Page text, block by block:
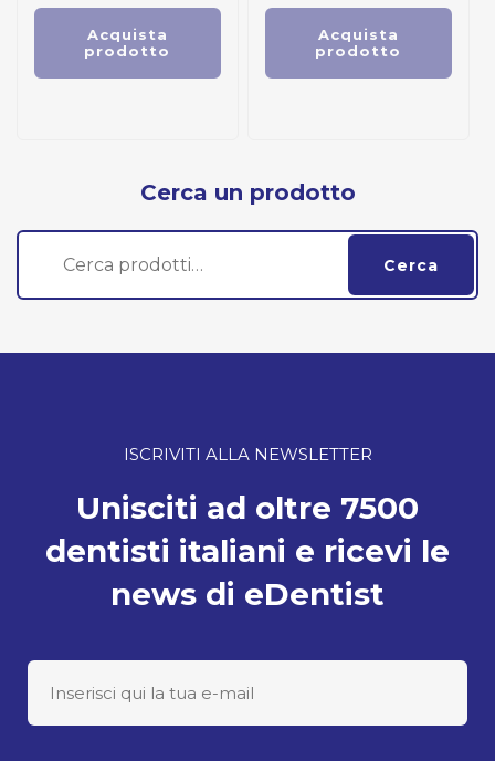
Acquista
prodotto
Acquista
prodotto
Cerca un prodotto
Cerca:
Cerca
ISCRIVITI ALLA NEWSLETTER
Unisciti ad oltre 7500
dentisti italiani e ricevi le
news di eDentist